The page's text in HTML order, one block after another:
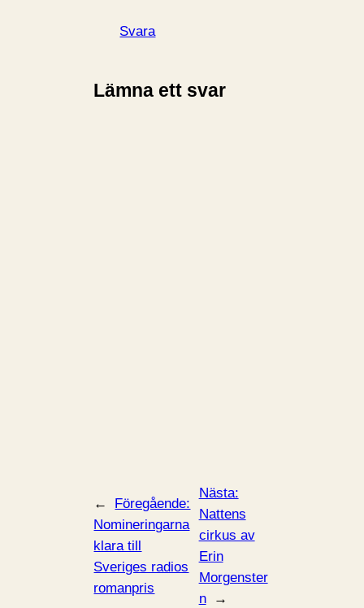
Svara
Lämna ett svar
←
Föregående:
Nomineringarna
klara till
Sveriges radios
romanpris
Nästa:
Nattens
cirkus av
Erin
Morgenster
n
→